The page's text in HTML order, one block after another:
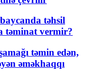
təhsil
təminat vermir?
təmin edən,
əməkhaqqı